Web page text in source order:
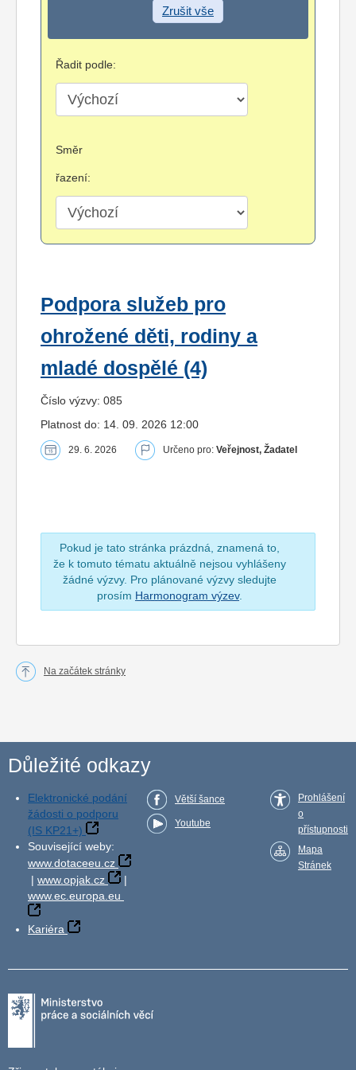
Zrušit vše
Řadit podle:
Směr
řazení:
Podpora služeb pro
ohrožené děti, rodiny a
mladé dospělé (4)
Číslo výzvy: 085
Platnost do: 14. 09. 2026 12:00
29. 6. 2026 Určeno pro: Veřejnost, Žadatel
Pokud je tato stránka prázdná, znamená to,
že k tomuto tématu aktuálně nejsou vyhlášeny
žádné výzvy. Pro plánované výzvy sledujte
prosím Harmonogram výzev.
Na začátek stránky
Důležité odkazy
Elektronické podání
žádosti o podporu
(IS KP21+)
Související weby:
www.dotaceeu.cz
| www.opjak.cz
|
www.ec.europa.eu
Kariéra
Větší šance
Youtube
Prohlášení
o
přístupnosti
Mapa
Stránek